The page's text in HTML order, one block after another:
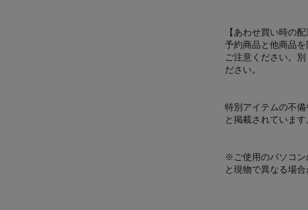
【あわせ買い時の配
予約商品と他商品
ご注意ください。
ださい。
特別アイテムの不
と掲載されていま
※ご使用のパソコン
と現物で異なる場合